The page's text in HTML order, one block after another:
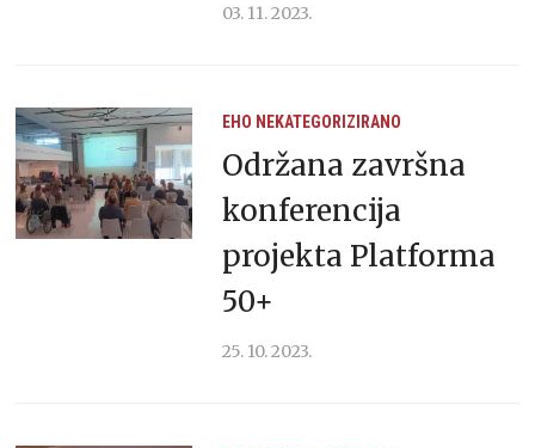
03. 11. 2023.
EHO NEKATEGORIZIRANO
Održana završna
konferencija
projekta Platforma
50+
25. 10. 2023.